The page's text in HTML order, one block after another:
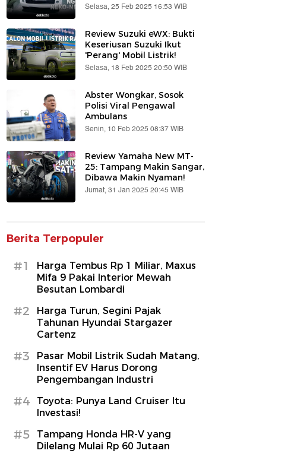
Selasa, 25 Feb 2025 16:53 WIB
Review Suzuki eWX: Bukti
Keseriusan Suzuki Ikut
'Perang' Mobil Listrik!
Selasa, 18 Feb 2025 20:50 WIB
Abster Wongkar, Sosok
Polisi Viral Pengawal
Ambulans
Senin, 10 Feb 2025 08:37 WIB
Review Yamaha New MT-
25: Tampang Makin Sangar,
Dibawa Makin Nyaman!
Jumat, 31 Jan 2025 20:45 WIB
Berita Terpopuler
#1
Harga Tembus Rp 1 Miliar, Maxus
Mifa 9 Pakai Interior Mewah
Besutan Lombardi
#2
Harga Turun, Segini Pajak
Tahunan Hyundai Stargazer
Cartenz
#3
Pasar Mobil Listrik Sudah Matang,
Insentif EV Harus Dorong
Pengembangan Industri
#4
Toyota: Punya Land Cruiser Itu
Investasi!
#5
Tampang Honda HR-V yang
Dilelang Mulai Rp 60 Jutaan